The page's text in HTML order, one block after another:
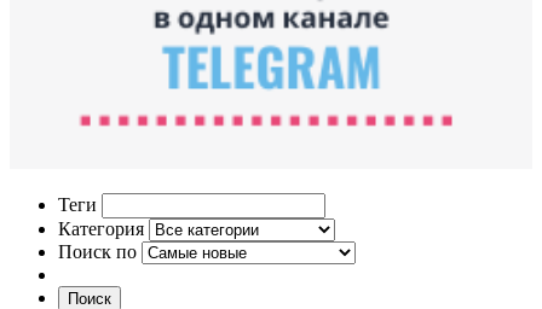
Теги
Категория
Поиск по
Поиск